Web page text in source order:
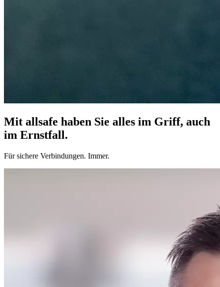
Mit allsafe haben Sie alles im Griff, auch
im Ernstfall.
Für sichere Verbindungen. Immer.